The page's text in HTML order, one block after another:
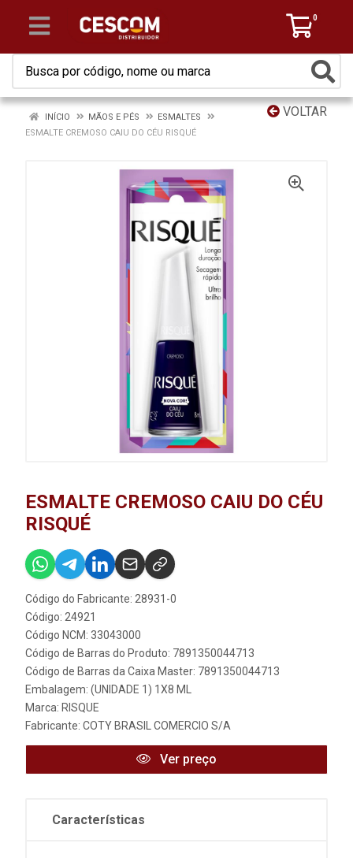
0
VOLTAR
INÍCIO MÃOS E PÉS
ESMALTES
ESMALTE CREMOSO CAIU DO CÉU RISQUÉ
ESMALTE CREMOSO CAIU DO CÉU
RISQUÉ
Código do Fabricante: 28931-0
Código: 24921
Código NCM: 33043000
Código de Barras do Produto: 7891350044713
Código de Barras da Caixa Master: 7891350044713
Embalagem: (UNIDADE 1) 1X8 ML
Marca: RISQUE
Fabricante: COTY BRASIL COMERCIO S/A
Ver preço
Características